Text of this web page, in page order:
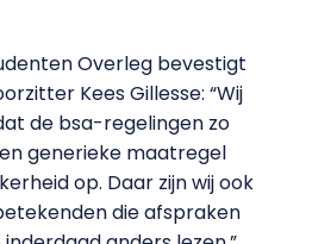
Overleg bevestigt
Kees Gillesse: “Wij
de bsa-regelingen zo
generieke maatregel
op. Daar zijn wij ook
die afspraken